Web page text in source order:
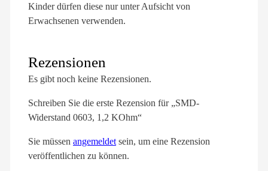
Kinder dürfen diese nur unter Aufsicht von
Erwachsenen verwenden.
Rezensionen
Es gibt noch keine Rezensionen.
Schreiben Sie die erste Rezension für „SMD-
Widerstand 0603, 1,2 KOhm“
Sie müssen angemeldet sein, um eine Rezension
veröffentlichen zu können.